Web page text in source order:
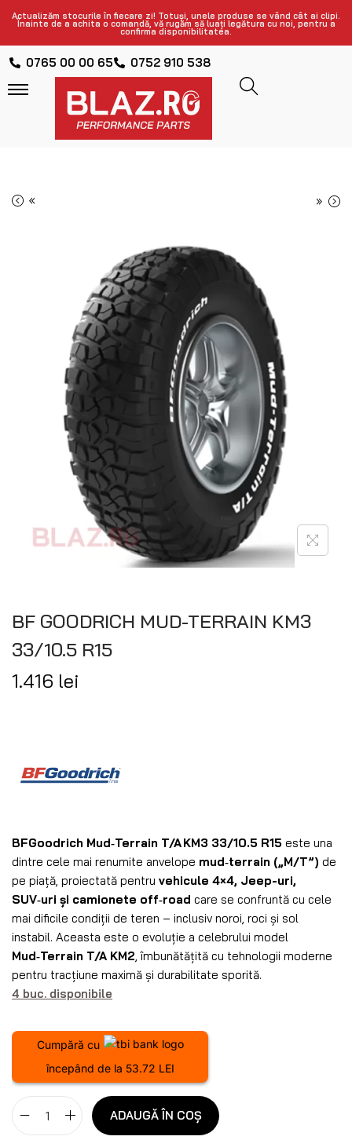
Actualizăm stocurile în fiecare zi! Totuși, unele produse se vând cât ai clipi.
Înainte de a achita o comandă, vă rugăm să luați legătura cu noi, pentru a
confirma disponibilitatea.
0765 00 00 65 0752 910 538
« »
BF GOODRICH MUD-TERRAIN KM3
33/10.5 R15
1.416 lei
BFGoodrich Mud‑Terrain T/A KM3 33/10.5 R15 este una
dintre cele mai renumite anvelope mud‑terrain („M/T”) de
pe piață, proiectată pentru vehicule 4×4, Jeep-uri,
SUV‑uri și camionete off‑road care se confruntă cu cele
mai dificile condiții de teren – inclusiv noroi, roci și sol
instabil. Aceasta este o evoluție a celebrului model
Mud‑Terrain T/A KM2 , îmbunătățită cu tehnologii moderne
pentru tracțiune maximă și durabilitate sporită.
4 buc. disponibile
Cumpără cu
începând de la 53.72 LEI
ADAUGĂ ÎN COȘ